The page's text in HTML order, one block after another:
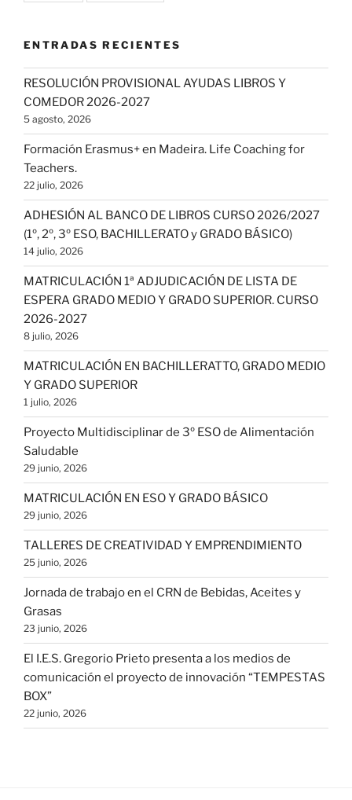
ENTRADAS RECIENTES
RESOLUCIÓN PROVISIONAL AYUDAS LIBROS Y
COMEDOR 2026-2027
5 agosto, 2026
Formación Erasmus+ en Madeira. Life Coaching for
Teachers.
22 julio, 2026
ADHESIÓN AL BANCO DE LIBROS CURSO 2026/2027
(1º, 2º, 3º ESO, BACHILLERATO y GRADO BÁSICO)
14 julio, 2026
MATRICULACIÓN 1ª ADJUDICACIÓN DE LISTA DE
ESPERA GRADO MEDIO Y GRADO SUPERIOR. CURSO
2026-2027
8 julio, 2026
MATRICULACIÓN EN BACHILLERATTO, GRADO MEDIO
Y GRADO SUPERIOR
1 julio, 2026
Proyecto Multidisciplinar de 3º ESO de Alimentación
Saludable
29 junio, 2026
MATRICULACIÓN EN ESO Y GRADO BÁSICO
29 junio, 2026
TALLERES DE CREATIVIDAD Y EMPRENDIMIENTO
25 junio, 2026
Jornada de trabajo en el CRN de Bebidas, Aceites y
Grasas
23 junio, 2026
El I.E.S. Gregorio Prieto presenta a los medios de
comunicación el proyecto de innovación “TEMPESTAS
BOX”
22 junio, 2026